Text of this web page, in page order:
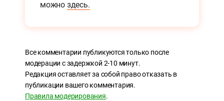
можно здесь.
Все комментарии публикуются только после
модерации с задержкой 2-10 минут.
Редакция оставляет за собой право отказать в
публикации вашего комментария.
Правила модерирования.